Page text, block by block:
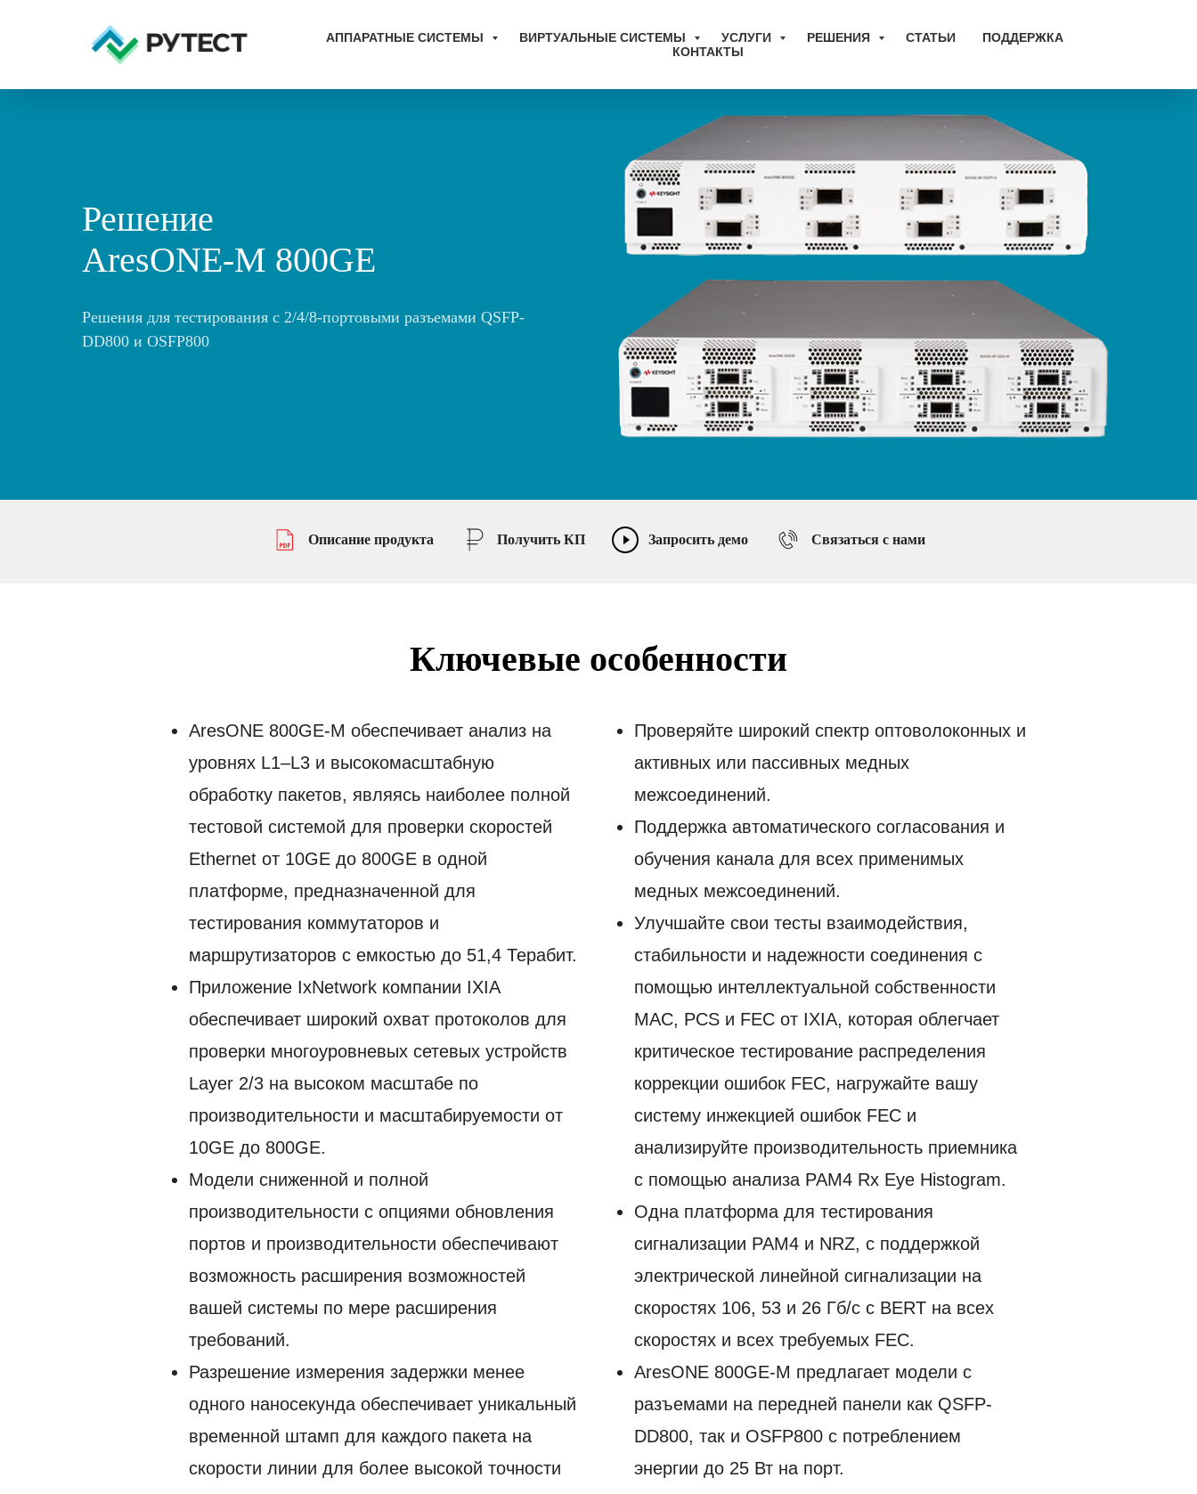
АППАРАТНЫЕ СИСТЕМЫ ВИРТУАЛЬНЫЕ СИСТЕМЫ УСЛУГИ РЕШЕНИЯ СТАТЬИ
ПОДДЕРЖКА
КОНТАКТЫ
Решение
AresONE-M 800GE
Решения для тестирования с 2/4/8-портовыми разъемами QSFP-
DD800 и OSFP800
Описание продукта Получить КП Запросить демо Связаться с нами
Ключевые особенности
AresONE 800GE-M обеспечивает анализ на
уровнях L1–L3 и высокомасштабную
обработку пакетов, являясь наиболее полной
тестовой системой для проверки скоростей
Ethernet от 10GE до 800GE в одной
платформе, предназначенной для
тестирования коммутаторов и
маршрутизаторов с емкостью до 51,4 Терабит.
Приложение IxNetwork компании IXIA
обеспечивает широкий охват протоколов для
проверки многоуровневых сетевых устройств
Layer 2/3 на высоком масштабе по
производительности и масштабируемости от
10GE до 800GE.
Модели сниженной и полной
производительности с опциями обновления
портов и производительности обеспечивают
возможность расширения возможностей
вашей системы по мере расширения
требований.
Разрешение измерения задержки менее
одного наносекунда обеспечивает уникальный
временной штамп для каждого пакета на
скорости линии для более высокой точности
Проверяйте широкий спектр оптоволоконных и
активных или пассивных медных
межсоединений.
Поддержка автоматического согласования и
обучения канала для всех применимых
медных межсоединений.
Улучшайте свои тесты взаимодействия,
стабильности и надежности соединения с
помощью интеллектуальной собственности
MAC, PCS и FEC от IXIA, которая облегчает
критическое тестирование распределения
коррекции ошибок FEC, нагружайте вашу
систему инжекцией ошибок FEC и
анализируйте производительность приемника
с помощью анализа PAM4 Rx Eye Histogram.
Одна платформа для тестирования
сигнализации PAM4 и NRZ, с поддержкой
электрической линейной сигнализации на
скоростях 106, 53 и 26 Гб/с с BERT на всех
скоростях и всех требуемых FEC.
AresONE 800GE-M предлагает модели с
разъемами на передней панели как QSFP-
DD800, так и OSFP800 с потреблением
энергии до 25 Вт на порт.